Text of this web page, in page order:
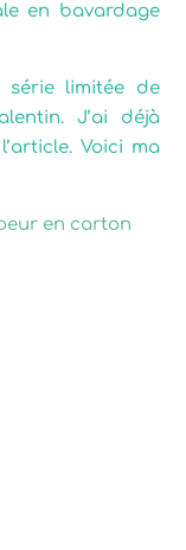
en bavardage
limitée de
J’ai déjà
Voici ma
en carton